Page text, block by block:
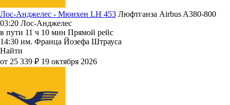
Лос-Анджелес - Мюнхен LH 453 Люфтганза Airbus A380-800
03:20 Лос-Анджелес
в пути 11 ч 10 мин Прямой рейс
14:30 им. Франца Йозефа Штрауса
Найти
от 25 339 ₽ 19 октября 2026